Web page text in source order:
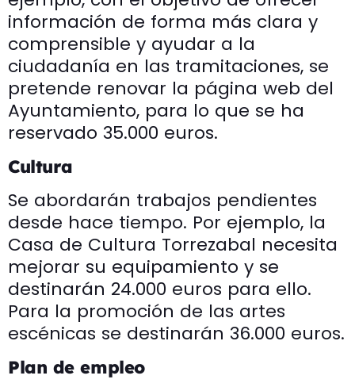
información de forma más clara y
comprensible y ayudar a la
ciudadanía en las tramitaciones, se
pretende renovar la página web del
Ayuntamiento, para lo que se ha
reservado 35.000 euros.
Cultura
Se abordarán trabajos pendientes
desde hace tiempo. Por ejemplo, la
Casa de Cultura Torrezabal necesita
mejorar su equipamiento y se
destinarán 24.000 euros para ello.
Para la promoción de las artes
escénicas se destinarán 36.000 euros.
Plan de empleo